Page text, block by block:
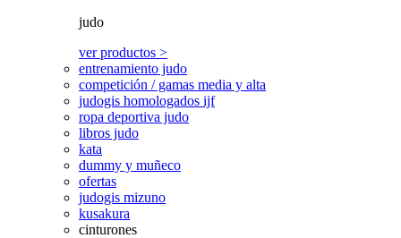
judo
ver productos >
entrenamiento judo
competición / gamas media y alta
judogis homologados ijf
ropa deportiva judo
libros judo
kata
dummy y muñeco
ofertas
judogis mizuno
kusakura
cinturones